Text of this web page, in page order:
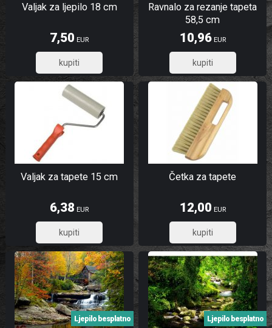
Valjak za ljepilo 18 cm
7,50 EUR
6,00
Ravnalo za rezanje tapeta
58,5 cm
10,96EUR
8,77
Valjak za tapete 15 cm
6,38 EUR
5,10
Četka za tapete
12,00 EUR
9,60
Ljepilo besplatno Ljepilo besplatno